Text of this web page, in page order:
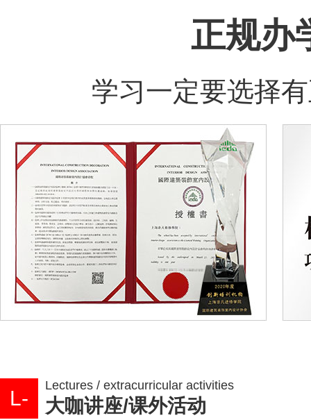
正规办
学习一定要选择
L-
Lectures / extracurricular activities
大咖讲座/课外活动